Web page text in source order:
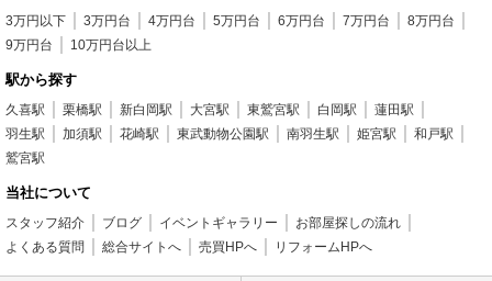
3万円以下 3万円台 4万円台 5万円台 6万円台 7万円台
8万円台
9万円台
10万円台以上
駅から探す
久喜駅 栗橋駅 新白岡駅 大宮駅 東鷲宮駅 白岡駅
蓮田駅
羽生駅
加須駅 花崎駅 東武動物公園駅 南羽生駅 姫宮駅
和戸駅
鷲宮駅
当社について
スタッフ紹介 ブログ イベントギャラリー
お部屋探しの流れ
よくある質問
総合サイトへ 売買HPへ リフォームHPへ